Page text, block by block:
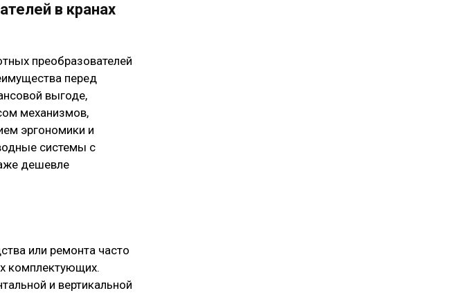
в кранах
преобразователей
перед
выгоде,
механизмов,
эргономики и
системы с
дешевле
или ремонта часто
комплектующих.
и вертикальной